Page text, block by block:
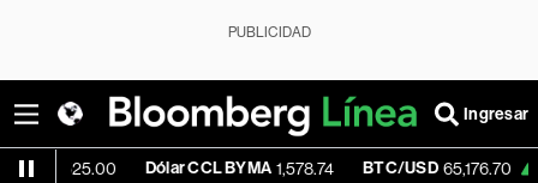
PUBLICIDAD
Ingresar
Dólar CCL BYMA 1,578.74 BTC/USD 65,176.70 +0.11%